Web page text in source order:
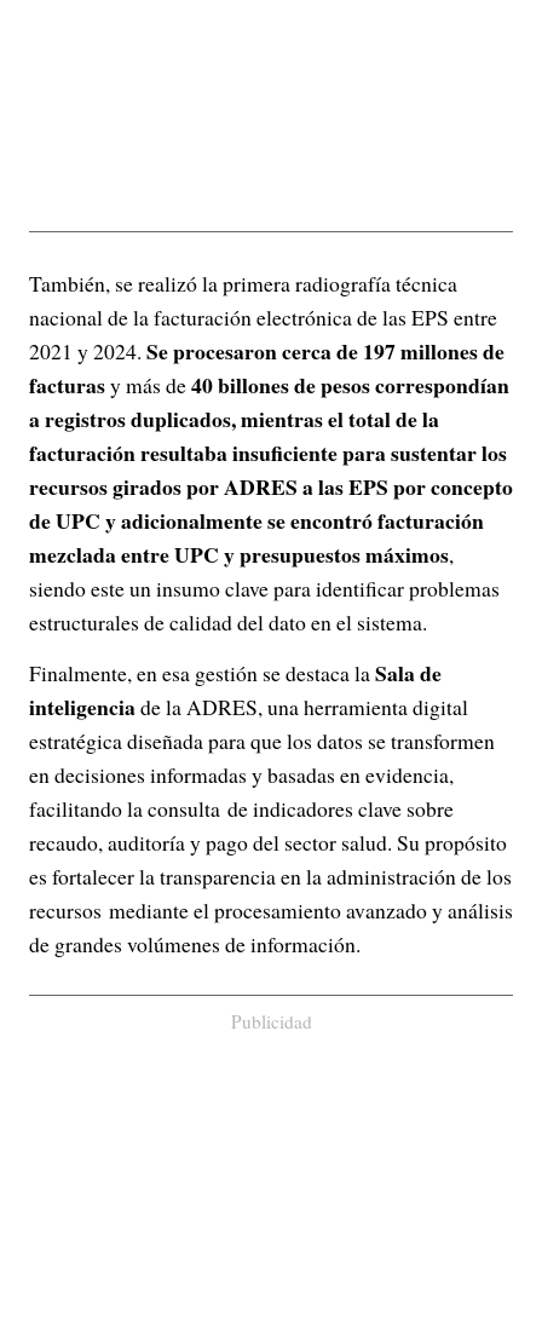
También, se realizó la primera radiografía técnica
nacional de la facturación electrónica de las EPS entre
2021 y 2024. Se procesaron cerca de 197 millones de
facturasy más de40 billones de pesos correspondían
a registros duplicados, mientras el total de la
facturación resultaba insuficiente para sustentar los
recursos girados por ADRES a las EPS por concepto
de UPC y adicionalmente se encontró facturación
mezclada entre UPC y presupuestos máximos,
siendo este un insumo clave para identificar problemas
estructurales de calidad del dato en el sistema.
Finalmente, en esa gestión se destaca laSala de
inteligenciade la ADRES, una herramienta digital
estratégica diseñada para que los datos se transformen
en decisiones informadas y basadas en evidencia,
facilitando la consulta de indicadores clave sobre
recaudo, auditoría y pago del sector salud. Su propósito
es fortalecer la transparencia en la administración de los
recursos mediante el procesamiento avanzado y análisis
de grandes volúmenes de información.
Publicidad